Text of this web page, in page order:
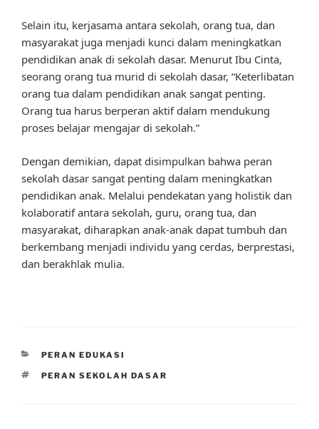
Selain itu, kerjasama antara sekolah, orang tua, dan
masyarakat juga menjadi kunci dalam meningkatkan
pendidikan anak di sekolah dasar. Menurut Ibu Cinta,
seorang orang tua murid di sekolah dasar, “Keterlibatan
orang tua dalam pendidikan anak sangat penting.
Orang tua harus berperan aktif dalam mendukung
proses belajar mengajar di sekolah.”
Dengan demikian, dapat disimpulkan bahwa peran
sekolah dasar sangat penting dalam meningkatkan
pendidikan anak. Melalui pendekatan yang holistik dan
kolaboratif antara sekolah, guru, orang tua, dan
masyarakat, diharapkan anak-anak dapat tumbuh dan
berkembang menjadi individu yang cerdas, berprestasi,
dan berakhlak mulia.
CATEGORIES
PERAN EDUKASI
TAGS
PERAN SEKOLAH DASAR